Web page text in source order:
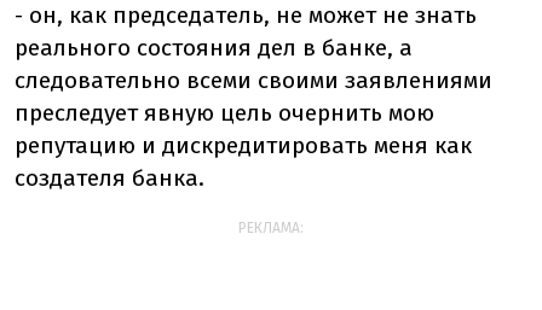
- он, как председатель, не может не знать
реального состояния дел в банке, а
следовательно всеми своими заявлениями
преследует явную цель очернить мою
репутацию и дискредитировать меня как
создателя банка.
РЕКЛАМА: